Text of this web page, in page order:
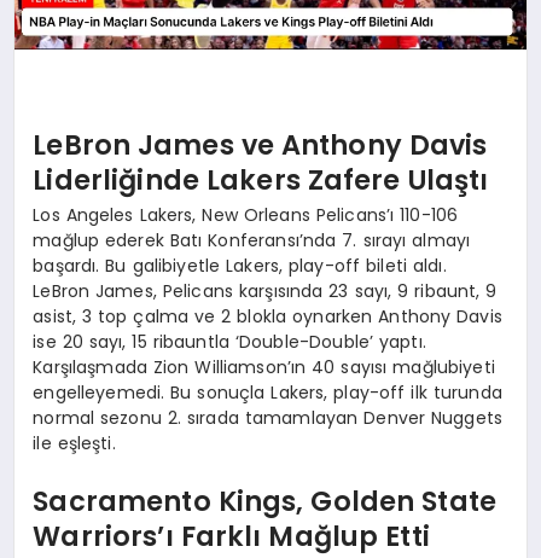
LeBron James ve Anthony Davis
Liderliğinde Lakers Zafere Ulaştı
Los Angeles Lakers, New Orleans Pelicans’ı 110-106
mağlup ederek Batı Konferansı’nda 7. sırayı almayı
başardı. Bu galibiyetle Lakers, play-off bileti aldı.
LeBron James, Pelicans karşısında 23 sayı, 9 ribaunt, 9
asist, 3 top çalma ve 2 blokla oynarken Anthony Davis
ise 20 sayı, 15 ribauntla ‘Double-Double’ yaptı.
Karşılaşmada Zion Williamson’ın 40 sayısı mağlubiyeti
engelleyemedi. Bu sonuçla Lakers, play-off ilk turunda
normal sezonu 2. sırada tamamlayan Denver Nuggets
ile eşleşti.
Sacramento Kings, Golden State
Warriors’ı Farklı Mağlup Etti